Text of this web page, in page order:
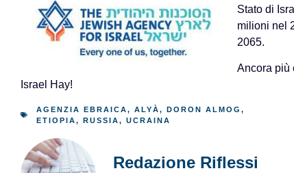
Stato di
milioni nel
2065.
Ancora più
Israel Hay!
AGENZIA EBRAICA, ALYÀ, DORON ALMOG ,
ETIOPIA, RUSSIA, UCRAINA
Redazione Riflessi